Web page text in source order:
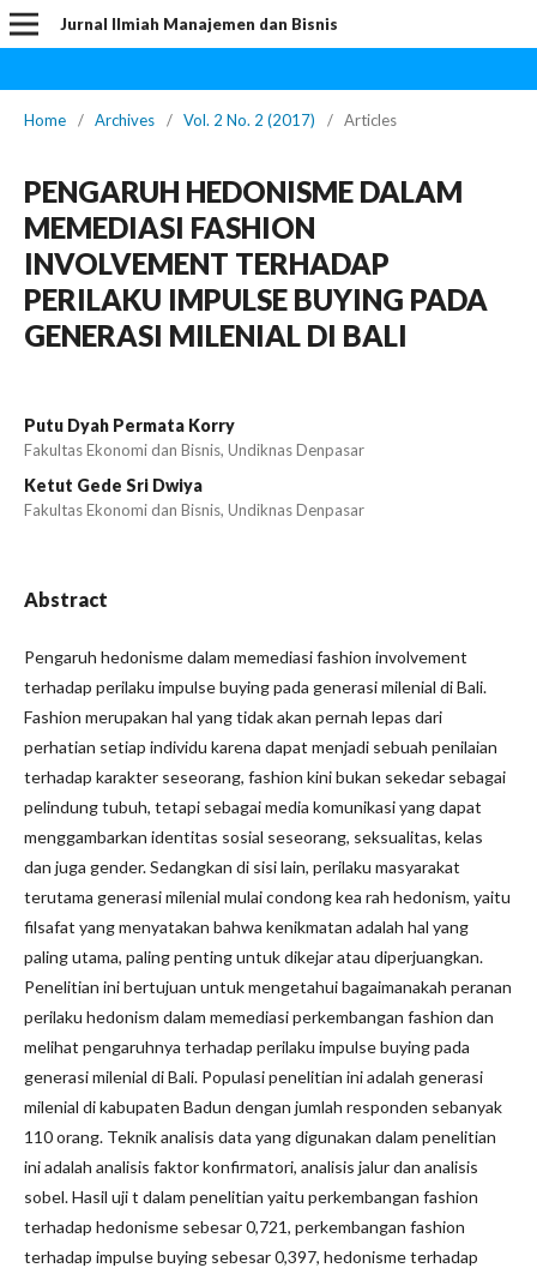
Jurnal Ilmiah Manajemen dan Bisnis
Home / Archives / Vol. 2 No. 2 (2017) / Articles
PENGARUH HEDONISME DALAM
MEMEDIASI FASHION
INVOLVEMENT TERHADAP
PERILAKU IMPULSE BUYING PADA
GENERASI MILENIAL DI BALI
Putu Dyah Permata Korry
Fakultas Ekonomi dan Bisnis, Undiknas Denpasar
Ketut Gede Sri Dwiya
Fakultas Ekonomi dan Bisnis, Undiknas Denpasar
Abstract
Pengaruh hedonisme dalam memediasi fashion involvement
terhadap perilaku impulse buying pada generasi milenial di Bali.
Fashion merupakan hal yang tidak akan pernah lepas dari
perhatian setiap individu karena dapat menjadi sebuah penilaian
terhadap karakter seseorang, fashion kini bukan sekedar sebagai
pelindung tubuh, tetapi sebagai media komunikasi yang dapat
menggambarkan identitas sosial seseorang, seksualitas, kelas
dan juga gender. Sedangkan di sisi lain, perilaku masyarakat
terutama generasi milenial mulai condong kea rah hedonism, yaitu
filsafat yang menyatakan bahwa kenikmatan adalah hal yang
paling utama, paling penting untuk dikejar atau diperjuangkan.
Penelitian ini bertujuan untuk mengetahui bagaimanakah peranan
perilaku hedonism dalam memediasi perkembangan fashion dan
melihat pengaruhnya terhadap perilaku impulse buying pada
generasi milenial di Bali. Populasi penelitian ini adalah generasi
milenial di kabupaten Badun dengan jumlah responden sebanyak
110 orang. Teknik analisis data yang digunakan dalam penelitian
ini adalah analisis faktor konfirmatori, analisis jalur dan analisis
sobel. Hasil uji t dalam penelitian yaitu perkembangan fashion
terhadap hedonisme sebesar 0,721, perkembangan fashion
terhadap impulse buying sebesar 0,397, hedonisme terhadap